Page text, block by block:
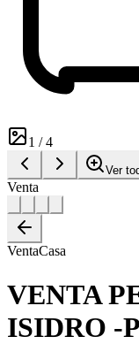
1 /4
Ver
Venta
VentaCasa
VENTA
ISIDRO -